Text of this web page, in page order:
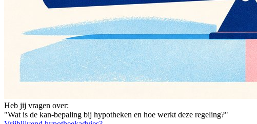
Heb jij vragen over:
"Wat is de kan-bepaling bij hypotheken en hoe werkt deze regeling?"